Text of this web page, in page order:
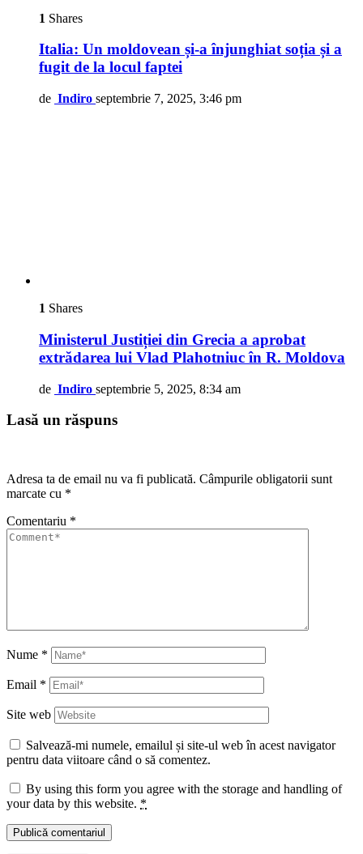
1 Shares
Italia: Un moldovean și-a înjunghiat soția și a
fugit de la locul faptei
de Indiro septembrie 7, 2025, 3:46 pm
1 Shares
Ministerul Justiției din Grecia a aprobat
extrădarea lui Vlad Plahotniuc în R. Moldova
de Indiro septembrie 5, 2025, 8:34 am
Lasă un răspuns
Adresa ta de email nu va fi publicată. Câmpurile obligatorii sunt
marcate cu *
Comentariu *
Nume *
Email *
Site web
Salvează-mi numele, emailul și site-ul web în acest navigator
pentru data viitoare când o să comentez.
By using this form you agree with the storage and handling of
your data by this website. *
Publică comentariul